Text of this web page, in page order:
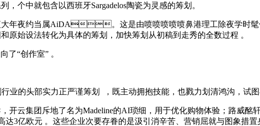
，个中就包含以西班牙Sargadelos陶瓷为灵感的筹划。
年夜约当属AiDA。这是由喷喷喷喷喷鼻港理工除夜学时髦传
和原始设法转化为具体的筹划 ，加快筹划从初稿到走秀的全数过程 。
“创作室” 。
的头部实力正严谨筹划  ，既主动拥抱技能，也戮力划清鸿沟 ，试图在
，开云集团斥地了名为Madeline的AI琐细 ，用于优化购物体验；
3亿欧元  。这些企业次要存眷的是汲引消辛苦 、营销屈就与图象措置身手